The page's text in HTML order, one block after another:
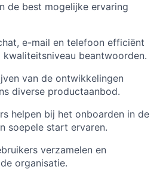
de best mogelijke ervaring
e-mail en telefoon efficiënt
kwaliteitsniveau beantwoorden.
van de ontwikkelingen
diverse productaanbod.
helpen bij het onboarden in de
soepele start ervaren.
verzamelen en
organisatie.